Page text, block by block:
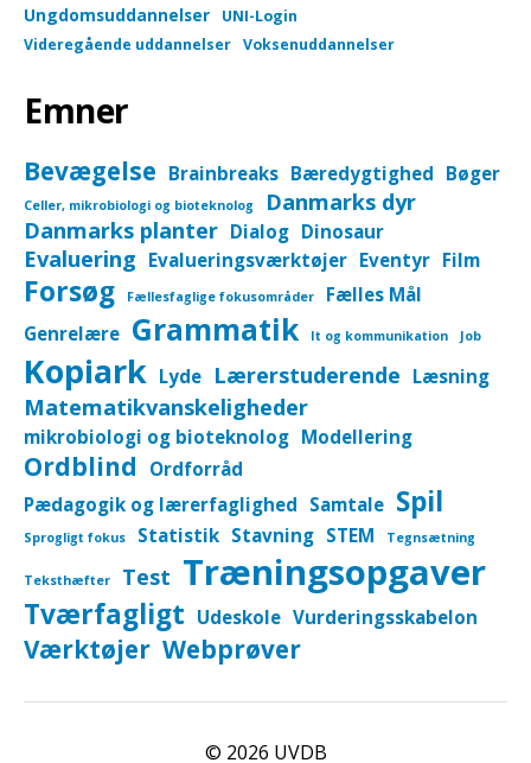
Ungdomsuddannelser
UNI-Login
Videregående uddannelser Voksenuddannelser
Emner
Bevægelse Brainbreaks Bæredygtighed Bøger
Celler, mikrobiologi og bioteknolog
Danmarks dyr
Danmarks planter Dialog Dinosaur
Evaluering Evalueringsværktøjer Eventyr Film
Forsøg Fællesfaglige fokusområder
Fælles Mål
Genrelære Grammatik It og kommunikation Job
Kopiark Lyde Lærerstuderende Læsning
Matematikvanskeligheder
mikrobiologi og bioteknolog Modellering
Ordblind
Ordforråd
Pædagogik og lærerfaglighed Samtale Spil
Sprogligt fokus Statistik Stavning STEM Tegnsætning
Teksthæfter Test Træningsopgaver
Tværfagligt Udeskole Vurderingsskabelon
Værktøjer Webprøver
© 2026 UVDB